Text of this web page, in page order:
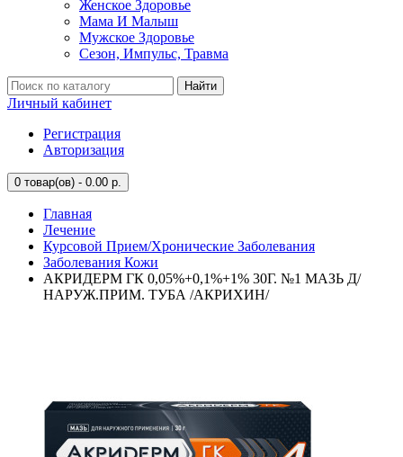
Женское Здоровье
Мама И Малыш
Мужское Здоровье
Сезон, Импульс, Травма
Найти
Личный кабинет
Регистрация
Авторизация
0 товар(ов) - 0.00 р.
Главная
Лечение
Курсовой Прием/Хронические Заболевания
Заболевания Кожи
АКРИДЕРМ ГК 0,05%+0,1%+1% 30Г. №1 МАЗЬ Д/
НАРУЖ.ПРИМ. ТУБА /АКРИХИН/